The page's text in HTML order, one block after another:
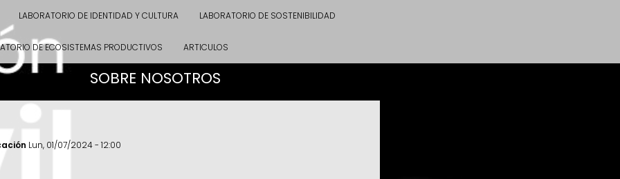
LABORATORIO DE IDENTIDAD Y CULTURA LABORATORIO DE SOSTENIBILIDAD
DE ECOSISTEMAS PRODUCTIVOS ARTICULOS
SOBRE NOSOTROS
Lun, 01/07/2024 - 12:00